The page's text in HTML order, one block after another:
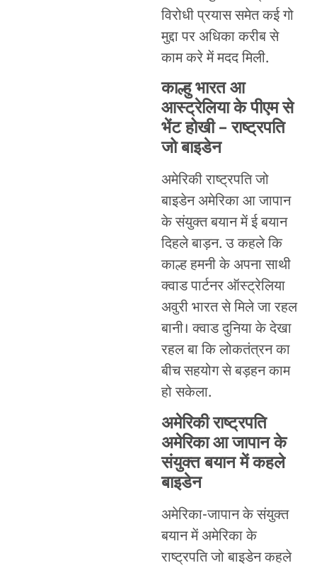
विरोधी प्रयास समेत कई गो
मुद्दा पर अधिका करीब से
काम करे में मदद मिली.
काल्हु भारत आ
आस्ट्रेलिया के पीएम से
भेंट होखी – राष्ट्रपति
जो बाइडेन
अमेरिकी राष्ट्रपति जो
बाइडेन अमेरिका आ जापान
के संयुक्त बयान में ई बयान
दिहले बाड़न. उ कहले कि
काल्ह हमनी के अपना साथी
क्वाड पार्टनर ऑस्ट्रेलिया
अवुरी भारत से मिले जा रहल
बानी। क्वाड दुनिया के देखा
रहल बा कि लोकतंत्रन का
बीच सहयोग से बड़हन काम
हो सकेला.
अमेरिकी राष्ट्रपति
अमेरिका आ जापान के
संयुक्त बयान में कहले
बाइडेन
अमेरिका-जापान के संयुक्त
बयान में अमेरिका के
राष्ट्रपति जो बाइडेन कहले